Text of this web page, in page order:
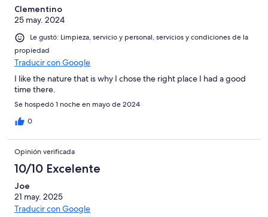
Clementino
25 may. 2024
Le gustó: Limpieza, servicio y personal, servicios y condiciones de la
propiedad
Traducir con Google
I like the nature that is why I chose the right place I had a good
time there.
Se hospedó 1 noche en mayo de 2024
0
Opinión verificada
10/10 Excelente
Joe
21 may. 2025
Traducir con Google